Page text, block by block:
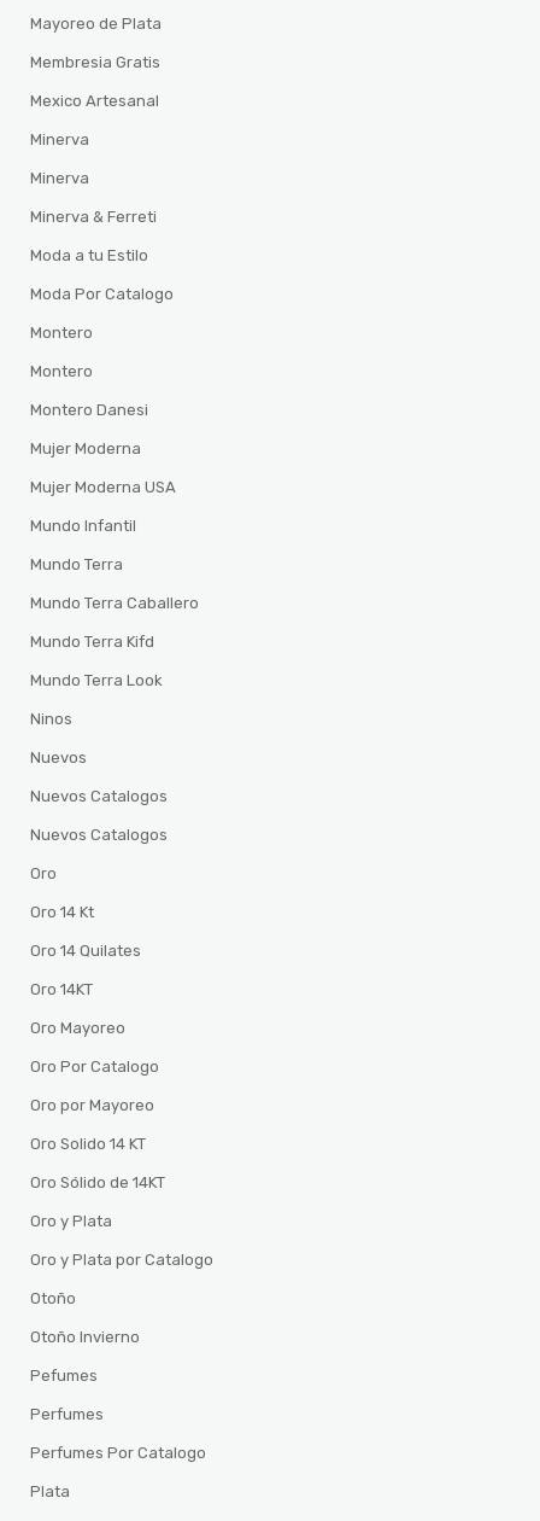
Mayoreo de Plata
Membresia Gratis
Mexico Artesanal
Minerva
Minerva
Minerva & Ferreti
Moda a tu Estilo
Moda Por Catalogo
Montero
Montero
Montero Danesi
Mujer Moderna
Mujer Moderna USA
Mundo Infantil
Mundo Terra
Mundo Terra Caballero
Mundo Terra Kifd
Mundo Terra Look
Ninos
Nuevos
Nuevos Catalogos
Nuevos Catalogos
Oro
Oro 14 Kt
Oro 14 Quilates
Oro 14KT
Oro Mayoreo
Oro Por Catalogo
Oro por Mayoreo
Oro Solido 14 KT
Oro Sólido de 14KT
Oro y Plata
Oro y Plata por Catalogo
Otoño
Otoño Invierno
Pefumes
Perfumes
Perfumes Por Catalogo
Plata